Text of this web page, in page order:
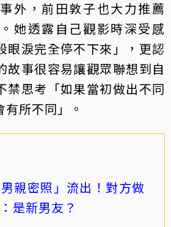
外，前田敦子也大力推薦
她透露自己觀影時深受感
眼淚完全停不下來」，更認
故事很容易讓觀眾聯想到自
禁思考「如果當初做出不同
所不同」。
親密照」流出！對方做
是新男友？